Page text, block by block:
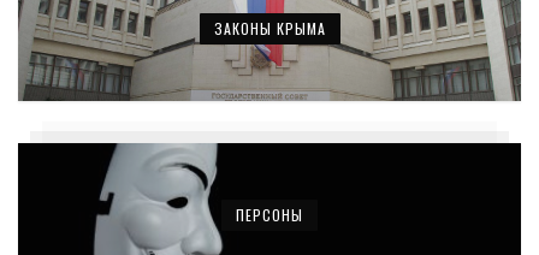
ЗАКОНЫ КРЫМА
ПЕРСОНЫ